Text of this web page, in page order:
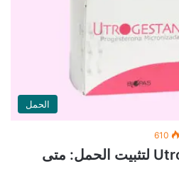
الحمل
610
أعراض Utrogestan 200 لتثبيت الحمل: متى